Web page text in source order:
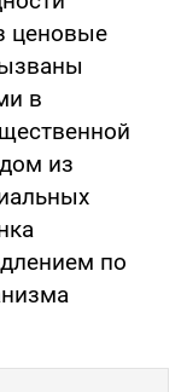
ценовые
в
из
по